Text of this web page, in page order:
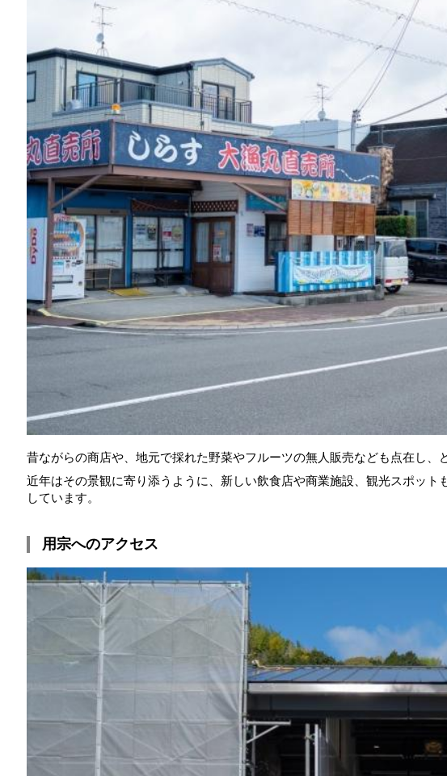
昔ながらの商店や、地元で採れた野菜やフルーツの無人販売なども点在し、
近年はその景観に寄り添うように、新しい飲食店や商業施設、観光スポッ
しています。
用宗へのアクセス